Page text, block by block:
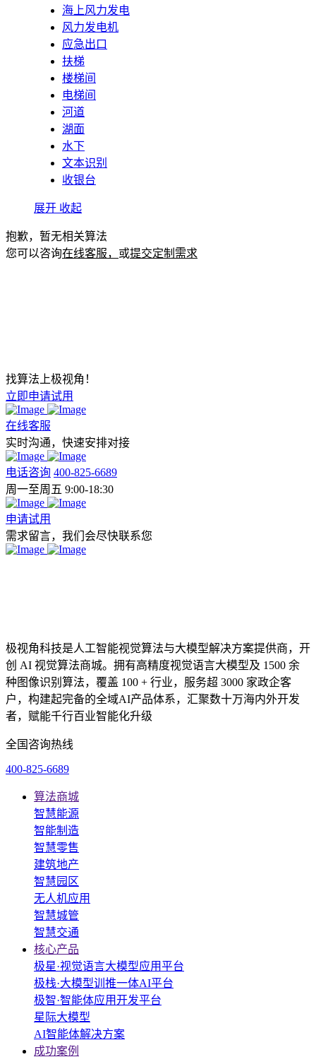
海上风力发电
风力发电机
应急出口
扶梯
楼梯间
电梯间
河道
湖面
水下
文本识别
收银台
展开 收起
抱歉，暂无相关算法
您可以咨询在线客服， 或提交定制需求
找算法上极视角！
立即申请试用
在线客服
实时沟通，快速安排对接
电话咨询 400-825-6689
周一至周五 9:00-18:30
申请试用
需求留言，我们会尽快联系您
极视角科技是人工智能视觉算法与大模型解决方案提供商，开
创 AI 视觉算法商城。拥有高精度视觉语言大模型及 1500 余
种图像识别算法，覆盖 100 + 行业，服务超 3000 家政企客
户，构建起完备的全域AI产品体系，汇聚数十万海内外开发
者，赋能千行百业智能化升级
全国咨询热线
400-825-6689
算法商城
智慧能源
智能制造
智慧零售
建筑地产
智慧园区
无人机应用
智慧城管
智慧交通
核心产品
极星·视觉语言大模型应用平台
极栈·大模型训推一体AI平台
极智·智能体应用开发平台
星际大模型
AI智能体解决方案
成功案例